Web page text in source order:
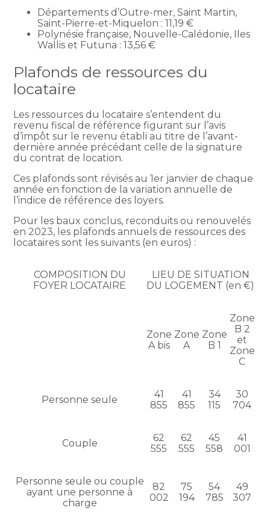
Départements d’Outre-mer, Saint Martin,
Saint-Pierre-et-Miquelon : 11,19 €
Polynésie française, Nouvelle-Calédonie, Iles
Wallis et Futuna : 13,56 €
Plafonds de ressources du
locataire
Les ressources du locataire s’entendent du
revenu fiscal de référence figurant sur l’avis
d’impôt sur le revenu établi au titre de l’avant-
dernière année précédant celle de la signature
du contrat de location.
Ces plafonds sont révisés au 1er janvier de chaque
année en fonction de la variation annuelle de
l’indice de référence des loyers.
Pour les baux conclus, reconduits ou renouvelés
en 2023, les plafonds annuels de ressources des
locataires sont les suivants (en euros) :
COMPOSITION DU
FOYER LOCATAIRE
LIEU DE SITUATION
DU LOGEMENT (en €)
Zone
A bis
Zone
A
Zone
B 1
Zone
B 2
et
Zone
C
Personne seule
41
855
41
855
34
115
30
704
Couple
62
555
62
555
45
558
41
001
Personne seule ou couple
ayant une personne à
charge
82
002
75
194
54
785
49
307